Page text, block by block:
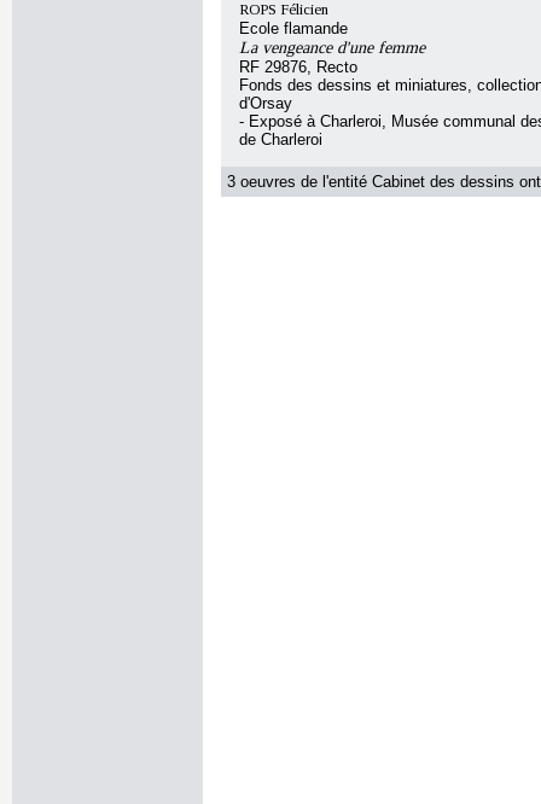
ROPS Félicien
Ecole flamande
La vengeance d'une femme
RF 29876, Recto
Fonds des dessins et miniatures,
d'Orsay
- Exposé à Charleroi, Musée communal
de Charleroi
3 oeuvres de l'entité Cabinet des dessins